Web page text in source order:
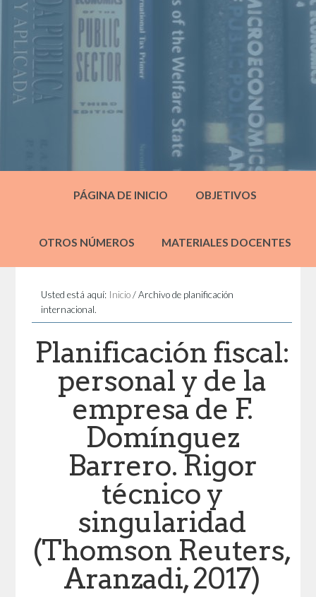
PÁGINA DE INICIO OBJETIVOS
OTROS NÚMEROS MATERIALES DOCENTES
Usted está aquí: Inicio /Archivo de planificación
internacional.
Planificación fiscal:
personal y de la
empresa de F.
Domínguez
Barrero. Rigor
técnico y
singularidad
(Thomson Reuters,
Aranzadi, 2017)